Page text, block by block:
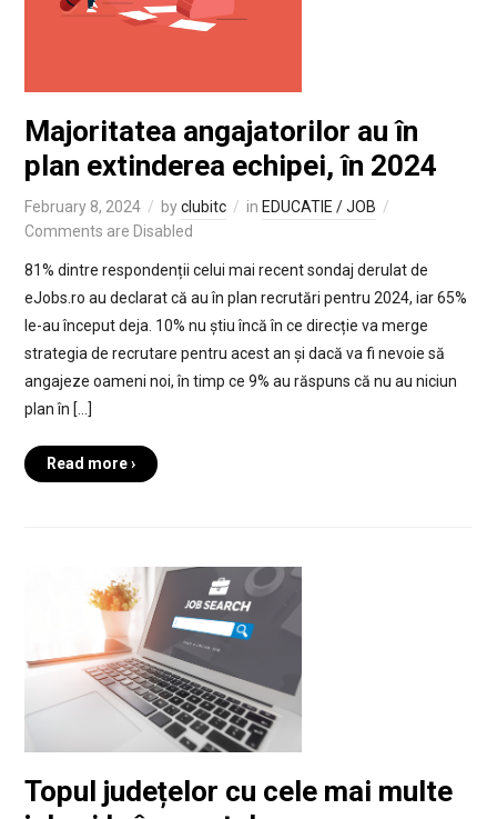
Majoritatea angajatorilor au în
plan extinderea echipei, în 2024
February 8, 2024 byclubitc in EDUCATIE / JOB
Comments are Disabled
81% dintre respondenții celui mai recent sondaj derulat de
eJobs.ro au declarat că au în plan recrutări pentru 2024, iar 65%
le-au început deja. 10% nu știu încă în ce direcție va merge
strategia de recrutare pentru acest an și dacă va fi nevoie să
angajeze oameni noi, în timp ce 9% au răspuns că nu au niciun
plan în […]
Read more ›
Topul județelor cu cele mai multe